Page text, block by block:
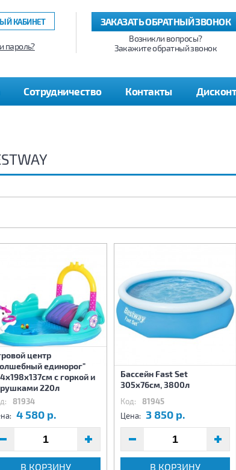
ЗАКАЗАТЬ ОБРАТНЫЙ ЗВОНОК
Возникли вопросы?
Закажите обратный звонок
КАБИНЕТ
пароль?
Сотрудничество Контакты
центр
единорог"
с горкой и
220л
81934
4 580 р.
В КОРЗИНУ
Бассейн Fast Set
305х76см, 3800л
Код: 81945
Цена: 3 850 р.
В КОРЗИНУ